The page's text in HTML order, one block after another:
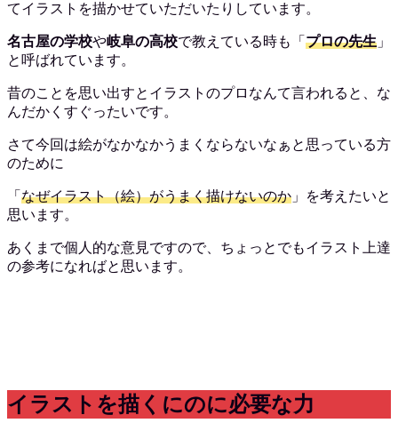
てイラストを描かせていただいたりしています。
名古屋の学校や岐阜の高校で教えている時も「 プロの先生 」
と呼ばれています。
昔のことを思い出すとイラストのプロなんて言われると、な
んだかくすぐったいです。
さて今回は絵がなかなかうまくならないなぁと思っている方
のために
「 なぜイラスト（絵）がうまく描けないのか 」を考えたいと
思います。
あくまで個人的な意見ですので、ちょっとでもイラスト上達
の参考になればと思います。
イラストを描くにのに必要な力